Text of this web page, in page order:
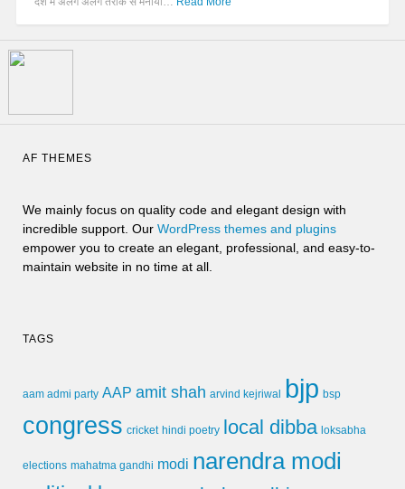
AF THEMES
We mainly focus on quality code and elegant design with
incredible support. Our WordPress themes and plugins
empower you to create an elegant, professional, and easy-to-
maintain website in no time at all.
TAGS
aam admi party AAP amit shah arvind kejriwal bjp bsp
congress cricket hindi poetry local dibba loksabha
elections mahatma gandhi modi narendra modi